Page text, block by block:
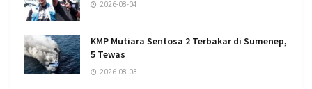
2026-08-04
KMP Mutiara Sentosa 2 Terbakar di Sumenep,
5 Tewas
2026-08-03